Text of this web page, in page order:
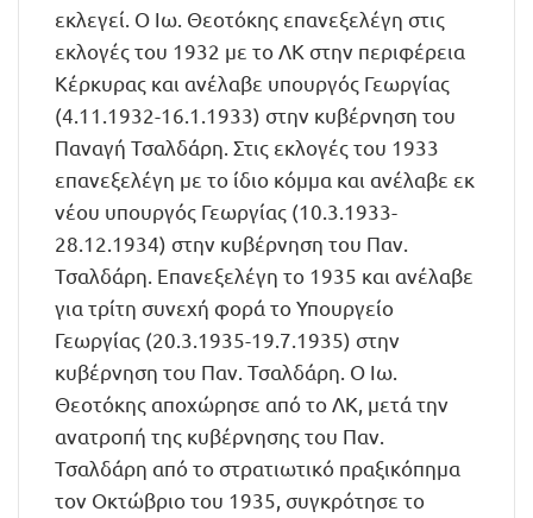
εκλεγεί. Ο Ιω. Θεοτόκης επανεξελέγη στις
εκλογές του 1932 με το ΛΚ στην περιφέρεια
Κέρκυρας και ανέλαβε υπουργός Γεωργίας
(4.11.1932-16.1.1933) στην κυβέρνηση του
Παναγή Τσαλδάρη. Στις εκλογές του 1933
επανεξελέγη με το ίδιο κόμμα και ανέλαβε εκ
νέου υπουργός Γεωργίας (10.3.1933-
28.12.1934) στην κυβέρνηση του Παν.
Τσαλδάρη. Επανεξελέγη το 1935 και ανέλαβε
για τρίτη συνεχή φορά το Υπουργείο
Γεωργίας (20.3.1935-19.7.1935) στην
κυβέρνηση του Παν. Τσαλδάρη. Ο Ιω.
Θεοτόκης αποχώρησε από το ΛΚ, μετά την
ανατροπή της κυβέρνησης του Παν.
Τσαλδάρη από το στρατιωτικό πραξικόπημα
τον Οκτώβριο του 1935, συγκρότησε το